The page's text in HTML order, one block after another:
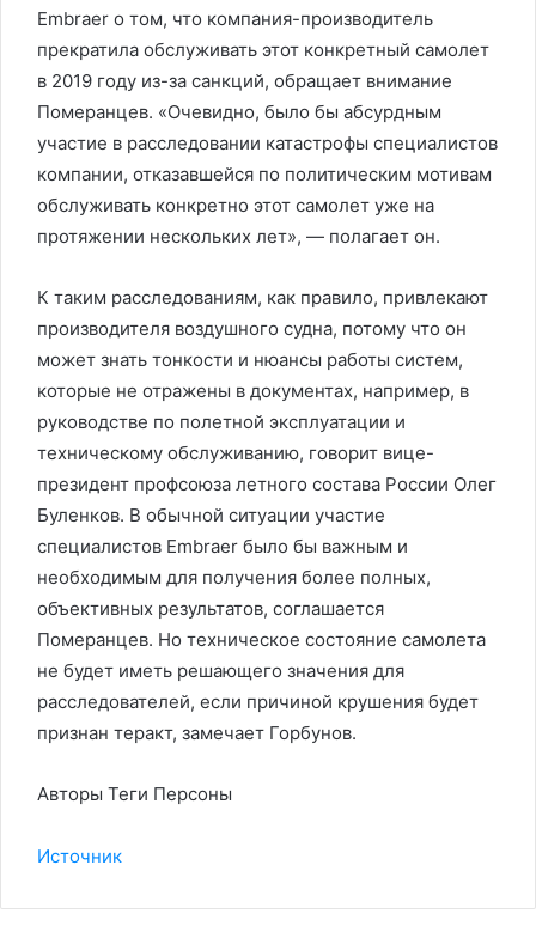
Embraer о том, что компания-производитель
прекратила обслуживать этот конкретный самолет
в 2019 году из-за санкций, обращает внимание
Померанцев. «Очевидно, было бы абсурдным
участие в расследовании катастрофы специалистов
компании, отказавшейся по политическим мотивам
обслуживать конкретно этот самолет уже на
протяжении нескольких лет», — полагает он.
К таким расследованиям, как правило, привлекают
производителя воздушного судна, потому что он
может знать тонкости и нюансы работы систем,
которые не отражены в документах, например, в
руководстве по полетной эксплуатации и
техническому обслуживанию, говорит вице-
президент профсоюза летного состава России Олег
Буленков. В обычной ситуации участие
специалистов Embraer было бы важным и
необходимым для получения более полных,
объективных результатов, соглашается
Померанцев. Но техническое состояние самолета
не будет иметь решающего значения для
расследователей, если причиной крушения будет
признан теракт, замечает Горбунов.
Авторы Теги Персоны
Источник